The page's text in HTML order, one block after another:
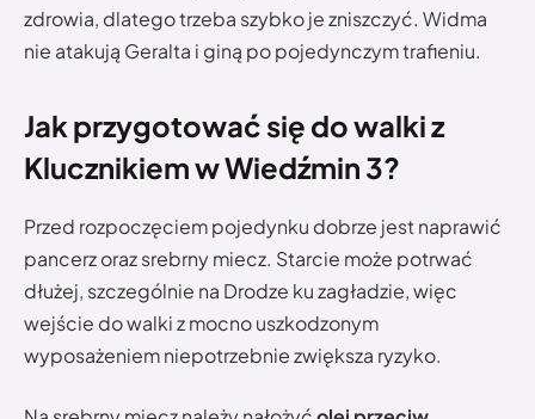
zdrowia, dlatego trzeba szybko je zniszczyć. Widma
nie atakują Geralta i giną po pojedynczym trafieniu.
Jak przygotować się do walki z
Klucznikiem w Wiedźmin 3?
Przed rozpoczęciem pojedynku dobrze jest naprawić
pancerz oraz srebrny miecz. Starcie może potrwać
dłużej, szczególnie na Drodze ku zagładzie, więc
wejście do walki z mocno uszkodzonym
wyposażeniem niepotrzebnie zwiększa ryzyko.